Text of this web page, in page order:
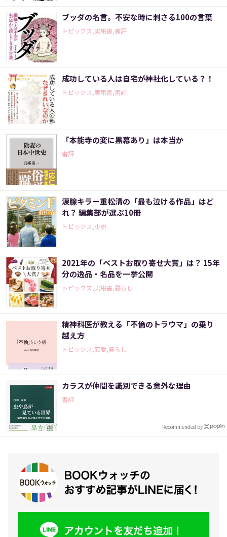
ブッダの名言。不安な時に刺さる100の言葉
トピックス,実用書,書評
成功している人は自宅が神社化している？！
トピックス,実用書,書評
「本能寺の変に黒幕あり」は本当か
書評
涙腺キラー重松清の「最も泣ける作品」はど
れ？ 編集部が選ぶ10冊
トピックス,小説
2021年の「ベストお取り寄せ大賞」は？ 15年
分の逸品・名品を一挙公開
トピックス,実用書,暮らし
精神科医が教える「不倫のトラウマ」の乗り
越え方
トピックス,恋愛,暮らし
カラスが仲間を識別できる意外な理由
書評
Recommended by